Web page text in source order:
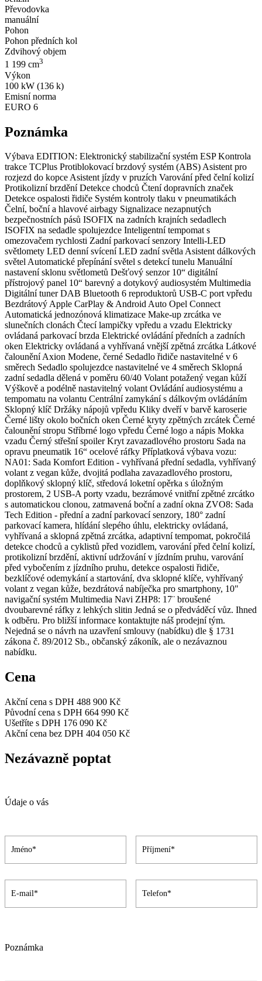
Převodovka
manuální
Pohon
Pohon předních kol
Zdvihový objem
1 199 cm3
Výkon
100 kW (136 k)
Emisní norma
EURO 6
Poznámka
Výbava EDITION: Elektronický stabilizační systém ESP Kontrola
trakce TCPlus Protiblokovací brzdový systém (ABS) Asistent pro
rozjezd do kopce Asistent jízdy v pruzích Varování před čelní kolizí
Protikolizní brzdění Detekce chodců Čtení dopravních značek
Detekce ospalosti řidiče Systém kontroly tlaku v pneumatikách
Čelní, boční a hlavové airbagy Signalizace nezapnutých
bezpečnostních pásů ISOFIX na zadních krajních sedadlech
ISOFIX na sedadle spolujezdce Inteligentní tempomat s
omezovačem rychlosti Zadní parkovací senzory Intelli-LED
světlomety LED denní svícení LED zadní světla Asistent dálkových
světel Automatické přepínání světel s detekcí tunelu Manuální
nastavení sklonu světlometů Dešťový senzor 10“ digitální
přístrojový panel 10“ barevný a dotykový audiosystém Multimedia
Digitální tuner DAB Bluetooth 6 reproduktorů USB-C port vpředu
Bezdrátový Apple CarPlay & Android Auto Opel Connect
Automatická jednozónová klimatizace Make-up zrcátka ve
slunečních clonách Čtecí lampičky vpředu a vzadu Elektricky
ovládaná parkovací brzda Elektrické ovládání předních a zadních
oken Elektricky ovládaná a vyhřívaná vnější zpětná zrcátka Látkové
čalounění Axion Modene, černé Sedadlo řidiče nastavitelné v 6
směrech Sedadlo spolujezdce nastavitelné ve 4 směrech Sklopná
zadní sedadla dělená v poměru 60/40 Volant potažený vegan kůží
Výškově a podélně nastavitelný volant Ovládání audiosystému a
tempomatu na volantu Centrální zamykání s dálkovým ovládáním
Sklopný klíč Držáky nápojů vpředu Kliky dveří v barvě karoserie
Černé lišty okolo bočních oken Černé kryty zpětných zrcátek Černé
čalounění stropu Stříbrné logo vpředu Černé logo a nápis Mokka
vzadu Černý střešní spoiler Kryt zavazadlového prostoru Sada na
opravu pneumatik 16“ ocelové ráfky Příplatková výbava vozu:
NA01: Sada Komfort Edition - vyhřívaná přední sedadla, vyhřívaný
volant z vegan kůže, dvojitá podlaha zavazadlového prostoru,
doplňkový sklopný klíč, středová loketní opěrka s úložným
prostorem, 2 USB-A porty vzadu, bezrámové vnitřní zpětné zrcátko
s automatickou clonou, zatmavená boční a zadní okna ZVO8: Sada
Tech Edition - přední a zadní parkovací senzory, 180° zadní
parkovací kamera, hlídání slepého úhlu, elektricky ovládaná,
vyhřívaná a sklopná zpětná zrcátka, adaptivní tempomat, pokročilá
detekce chodců a cyklistů před vozidlem, varování před čelní kolizí,
protikolizní brzdění, aktivní udržování v jízdním pruhu, varování
před vybočením z jízdního pruhu, detekce ospalosti řidiče,
bezklíčové odemykání a startování, dva sklopné klíče, vyhřívaný
volant z vegan kůže, bezdrátová nabíječka pro smartphony, 10"
navigační systém Multimedia Navi ZHP8: 17¨ broušené
dvoubarevné ráfky z lehkých slitin Jedná se o předváděcí vůz. Ihned
k odběru. Pro bližší informace kontaktujte náš prodejní tým.
Nejedná se o návrh na uzavření smlouvy (nabídku) dle § 1731
zákona č. 89/2012 Sb., občanský zákoník, ale o nezávaznou
nabídku.
Cena
Akční cena s DPH 488 900 Kč
Původní cena s DPH 664 990 Kč
Ušetříte s DPH 176 090 Kč
Akční cena bez DPH 404 050 Kč
Nezávazně poptat
Údaje o vás
Poznámka